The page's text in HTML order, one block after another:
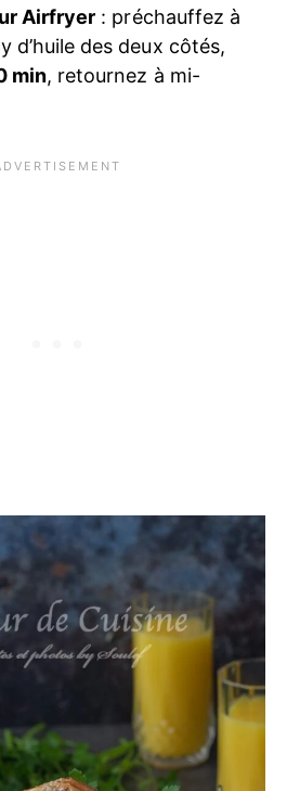
Airfryer : préchauffez à
d’huile des deux côtés,
min, retournez à mi-